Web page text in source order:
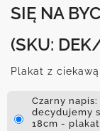
SIĘ NA
(SKU:
Plakat z
Czarny
decydujemy
18cm -